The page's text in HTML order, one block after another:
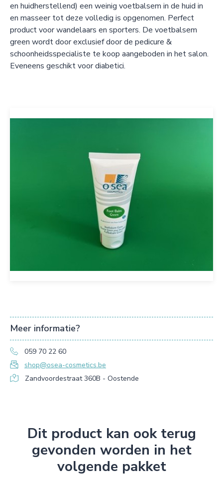
Meer informatie?
059 70 22 60
shop@osea-cosmetics.be
Zandvoordestraat 360B - Oostende
en huidherstellend) een weinig voetbalsem in de huid in
en masseer tot deze volledig is opgenomen. Perfect
product voor wandelaars en sporters. De voetbalsem
green wordt door exclusief door de pedicure &
schoonheidsspecialiste te koop aangeboden in het salon.
Eveneens geschikt voor diabetici.
Dit product kan ook terug
gevonden worden in het
volgende pakket